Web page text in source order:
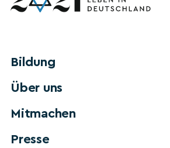
Bildung
Über uns
Mitmachen
Presse